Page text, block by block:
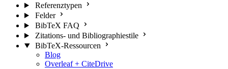
Referenztypen
Felder
BibTeX FAQ
Zitations- und Bibliographiestile
BibTeX-Ressourcen
Blog
Overleaf + CiteDrive